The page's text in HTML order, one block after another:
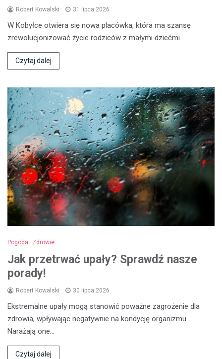
Robert Kowalski 31 lipca 2026
W Kobyłce otwiera się nowa placówka, która ma szansę
zrewolucjonizować życie rodziców z małymi dziećmi.…
Czytaj dalej
Pogoda Zdrowie
Jak przetrwać upały? Sprawdź nasze
porady!
Robert Kowalski 30 lipca 2026
Ekstremalne upały mogą stanowić poważne zagrożenie dla
zdrowia, wpływając negatywnie na kondycję organizmu.
Narażają one…
Czytaj dalej